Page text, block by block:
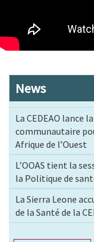
News
La CEDEAO lance
communautaire
Afrique de l’Ouest
L’OOAS tient la
la Politique de
La Sierra Leone
de la Santé de la